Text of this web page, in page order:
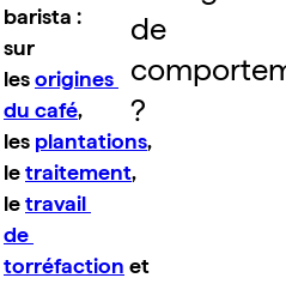
barista :
sur
les origines
du café,
les plantations,
le traitement,
le travail
de
torréfaction et
de
?